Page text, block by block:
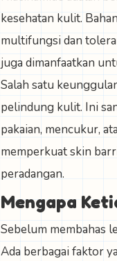
kesehatan kulit.
multifungsi dan
juga dimanfaatkan
Salah satu
pelindung kulit. Ini
pakaian, mencukur,
memperkuat skin
peradangan.
Mengapa
Sebelum membahas
Ada berbagai faktor